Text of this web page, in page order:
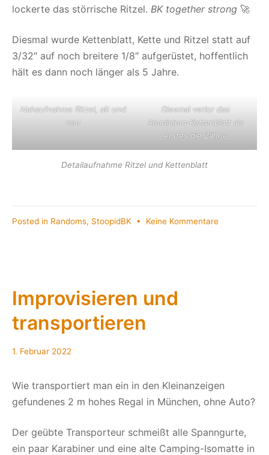
lockerte das störrische Ritzel. BK together strong 🚀
Diesmal wurde Kettenblatt, Kette und Ritzel statt auf
3/32″ auf noch breitere 1/8″ aufgerüstet, hoffentlich
hält es dann noch länger als 5 Jahre.
Nahaufnahme Ritzel, alt und
neu
Diesmal verlor das
Aluminium-Kettenblatt als
erstes die Zähne
Detailaufnahme Ritzel und Kettenblatt
Posted in Randoms, StoopidBK • Keine Kommentarezu
Improvisieren und
transportieren
1. Februar 2022
Wie transportiert man ein in den Kleinanzeigen
gefundenes 2 m hohes Regal in München, ohne Auto?
Der geübte Transporteur schmeißt alle Spanngurte,
ein paar Karabiner und eine alte Camping-Isomatte in